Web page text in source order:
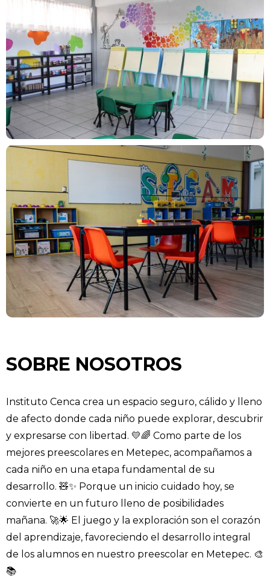
SOBRE NOSOTROS
Instituto Cenca crea un espacio seguro, cálido y lleno
de afecto donde cada niño puede explorar, descubrir
y expresarse con libertad. 💛🌈 Como parte de los
mejores preescolares en Metepec, acompañamos a
cada niño en una etapa fundamental de su
desarrollo. 🧸✨ Porque un inicio cuidado hoy, se
convierte en un futuro lleno de posibilidades
mañana. 🚀🌟 El juego y la exploración son el corazón
del aprendizaje, favoreciendo el desarrollo integral
de los alumnos en nuestro preescolar en Metepec. 🎨
📚